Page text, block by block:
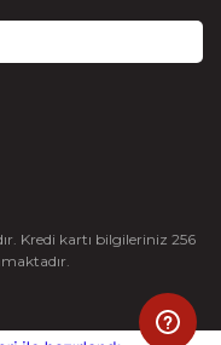
Kredi kartı bilgileriniz 256